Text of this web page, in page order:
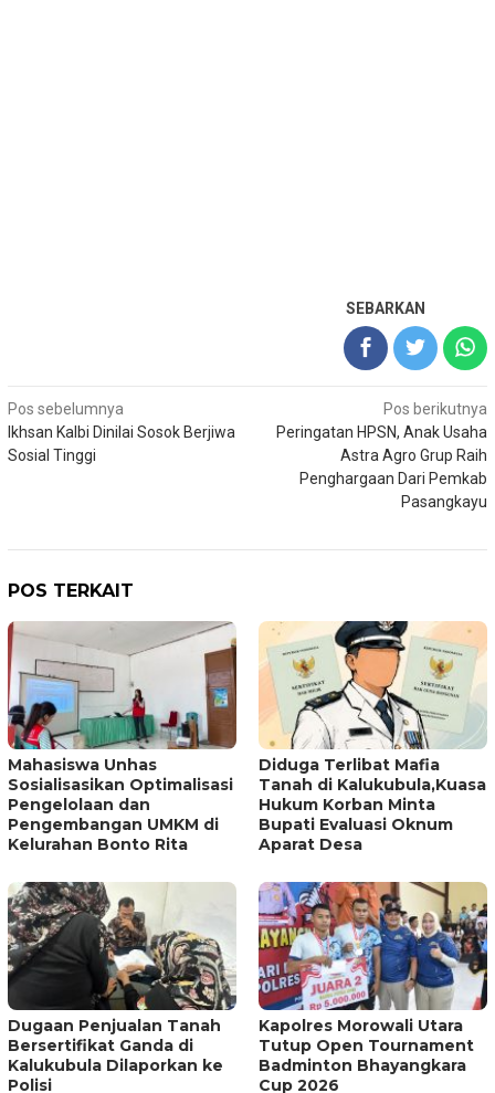
SEBARKAN
Navigasi
pos
Pos sebelumnya
Ikhsan Kalbi Dinilai Sosok Berjiwa
Sosial Tinggi
Pos berikutnya
Peringatan HPSN, Anak Usaha
Astra Agro Grup Raih
Penghargaan Dari Pemkab
Pasangkayu
POS TERKAIT
Mahasiswa Unhas
Sosialisasikan Optimalisasi
Pengelolaan dan
Pengembangan UMKM di
Kelurahan Bonto Rita
Diduga Terlibat Mafia
Tanah di Kalukubula,Kuasa
Hukum Korban Minta
Bupati Evaluasi Oknum
Aparat Desa
Dugaan Penjualan Tanah
Bersertifikat Ganda di
Kalukubula Dilaporkan ke
Polisi
Kapolres Morowali Utara
Tutup Open Tournament
Badminton Bhayangkara
Cup 2026